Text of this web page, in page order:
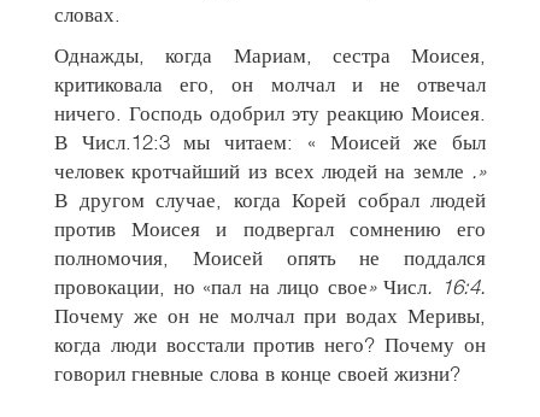
словах.
Однажды, когда Мариам, сестра Моисея,
критиковала его, он молчал и не отвечал
ничего. Господь одобрил эту реакцию Моисея.
В Числ.12:3 мы читаем: « Моисей же был
человек кротчайший из всех людей на земле .»
В другом случае, когда Корей собрал людей
против Моисея и подвергал сомнению его
полномочия, Моисей опять не поддался
провокации, но «пал на лицо свое»Числ. 16:4.
Почему же он не молчал при водах Меривы,
когда люди восстали против него? Почему он
говорил гневные слова в конце своей жизни?